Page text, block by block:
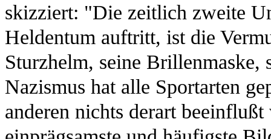
skizziert: "Die zeitlich zweite
Heldentum auftritt, ist die
Sturzhelm, seine Brillenmaske,
Nazismus hat alle Sportarten
anderen nichts derart